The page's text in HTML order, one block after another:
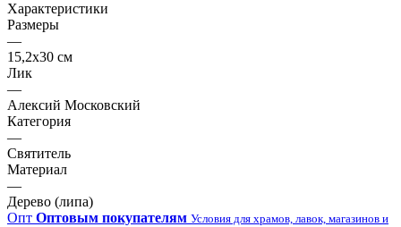
Характеристики
Размеры
—
15,2х30 см
Лик
—
Алексий Московский
Категория
—
Святитель
Материал
—
Дерево (липа)
Опт Оптовым покупателям Условия для храмов, лавок, магазинов и